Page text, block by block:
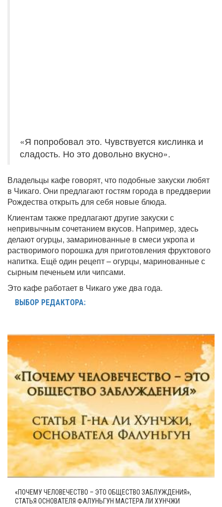
«Я попробовал это. Чувствуется кислинка и
сладость. Но это довольно вкусно».
Владельцы кафе говорят, что подобные закуски любят
в Чикаго. Они предлагают гостям города в преддверии
Рождества открыть для себя новые блюда.
Клиентам также предлагают другие закуски с
непривычным сочетанием вкусов. Например, здесь
делают огурцы, замаринованные в смеси укропа и
растворимого порошка для приготовления фруктового
напитка. Ещё один рецепт – огурцы, маринованные с
сырным печеньем или чипсами.
Это кафе работает в Чикаго уже два года.
ВЫБОР РЕДАКТОРА:
«ПОЧЕМУ ЧЕЛОВЕЧЕСТВО – ЭТО ОБЩЕСТВО ЗАБЛУЖДЕНИЯ»,
СТАТЬЯ ОСНОВАТЕЛЯ ФАЛУНЬГУН МАСТЕРА ЛИ ХУНЧЖИ